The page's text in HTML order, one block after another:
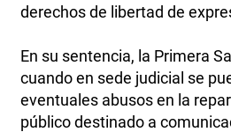
derechos de libertad de
En su sentencia, la Primera
cuando en sede judicial se
eventuales abusos en la
público destinado a